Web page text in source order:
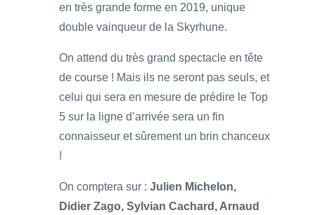
en très grande forme en 2019, unique
double vainqueur de la Skyrhune.
On attend du très grand spectacle en tête
de course ! Mais ils ne seront pas seuls, et
celui qui sera en mesure de prédire le Top
5 sur la ligne d’arrivée sera un fin
connaisseur et sûrement un brin chanceux
!
On comptera sur : Julien Michelon,
Didier Zago, Sylvian Cachard, Arnaud